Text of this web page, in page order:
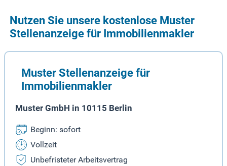
Nutzen Sie unsere kostenlose Muster
Stellenanzeige für Immobilienmakler
Muster Stellenanzeige für
Immobilienmakler
Muster GmbH in 10115 Berlin
Beginn: sofort
Vollzeit
Unbefristeter Arbeitsvertrag